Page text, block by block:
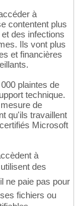
à
contentent plus
des infections
Ils vont plus
et financières
plaintes de
technique.
de
qu'ils travaillent
Microsoft
à
des
ne paie pas pour
fichiers ou